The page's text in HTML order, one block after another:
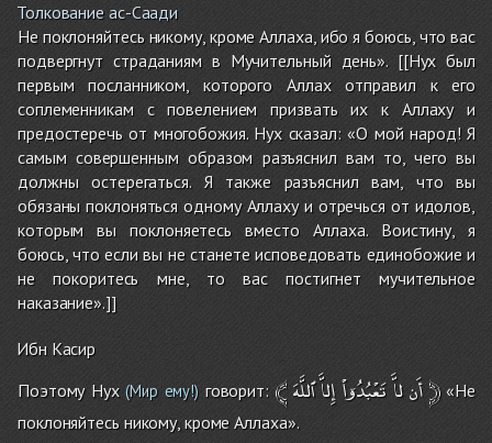
Толкование ас-Саади
Не поклоняйтесь никому, кроме Аллаха, ибо я боюсь, что вас
подвергнут страданиям в Мучительный день». [[Нух был
первым посланником, которого Аллах отправил к его
соплеменникам с повелением призвать их к Аллаху и
предостеречь от многобожия. Нух сказал: «О мой народ! Я
самым совершенным образом разъяснил вам то, чего вы
должны остерегаться. Я также разъяснил вам, что вы
обязаны поклоняться одному Аллаху и отречься от идолов,
которым вы поклоняетесь вместо Аллаха. Воистину, я
боюсь, что если вы не станете исповедовать единобожие и
не покоритесь мне, то вас постигнет мучительное
наказание».]]
Ибн Касир
Поэтому Нух(Мир ему!) говорит: ﴾ أَنلاَّتَعْبُدُوۤاْإِلاَّٱللَّهَ ﴿«Не
поклоняйтесь никому, кроме Аллаха».